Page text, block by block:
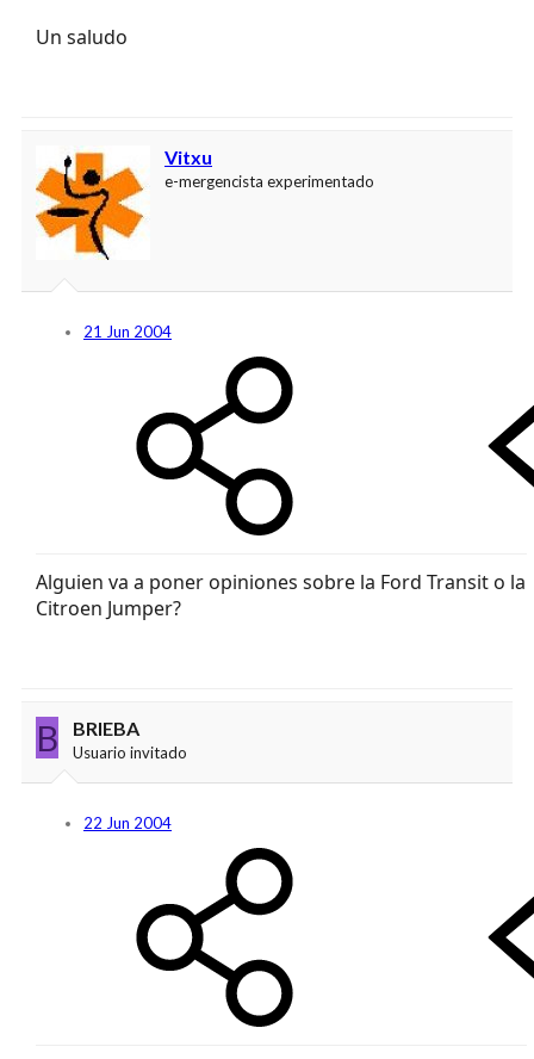
Un saludo
Vitxu
e-mergencista experimentado
21 Jun 2004
Alguien va a poner opiniones sobre la Ford Transit o la
Citroen Jumper?
B BRIEBA
Usuario invitado
22 Jun 2004